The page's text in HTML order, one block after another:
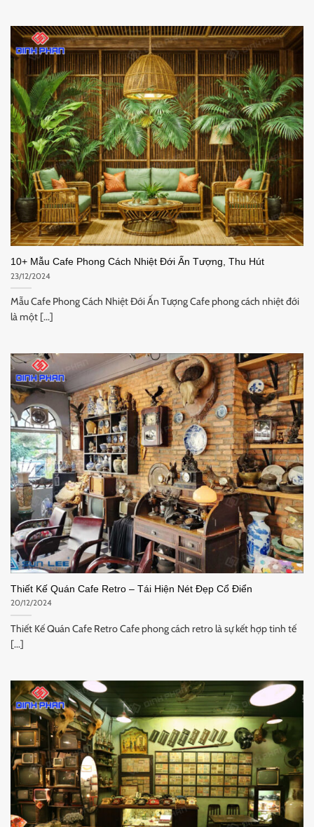
10+ Mẫu Cafe Phong Cách Nhiệt Đới Ấn Tượng, Thu Hút
23/12/2024
Mẫu Cafe Phong Cách Nhiệt Đới Ấn Tượng Cafe phong cách nhiệt đới
là một [...]
Thiết Kế Quán Cafe Retro – Tái Hiện Nét Đẹp Cổ Điển
20/12/2024
Thiết Kế Quán Cafe Retro Cafe phong cách retro là sự kết hợp tinh tế
[...]